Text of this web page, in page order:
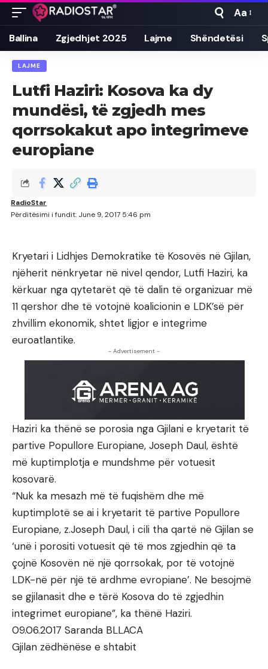
Font
Resizer
Aa
Ballina Zgjedhjet 2025 Lajme Shëndetësi
LAJME
Lutfi Haziri: Kosova ka dy
mundësi, të zgjedh mes
qorrsokakut apo integrimeve
europiane
Përditësimi i fundit: June 9, 2017 5:46 pm
RadioStar
Kryetari i Lidhjes Demokratike të Kosovës në Gjilan,
njëherit nënkryetar në nivel qendor, Lutfi Haziri, ka
kërkuar nga qytetarët që të dalin të organizuar më
11 qershor dhe të votojnë koalicionin e LDK’së për
zhvillim ekonomik, shtet ligjor e integrime
euroatlantike.
- Advertisement -
Haziri ka thënë se porosia nga Gjilani e kryetarit të
partive Popullore Europiane, Joseph Daul, është
më kuptimplotja e mundshme për votuesit
kosovarë.
“Nuk ka mesazh më të fuqishëm dhe më
kuptimplotë se ai i kryetarit të partive Popullore
Europiane, z.Joseph Daul, i cili tha qartë në Gjilan se
‘unë i porositi votuesit që të mos zgjedhin që ta
çojnë Kosovën në një qorrsokak, por të votojnë
LDK-në për një të ardhme evropiane’. Ne besojmë
se gjilanasit dhe e tërë Kosova do të zgjedhin
integrimet europiane”, ka thënë Haziri.
09.06.2017 Saranda BLLACA
Gjilan zëdhënëse e shtabit